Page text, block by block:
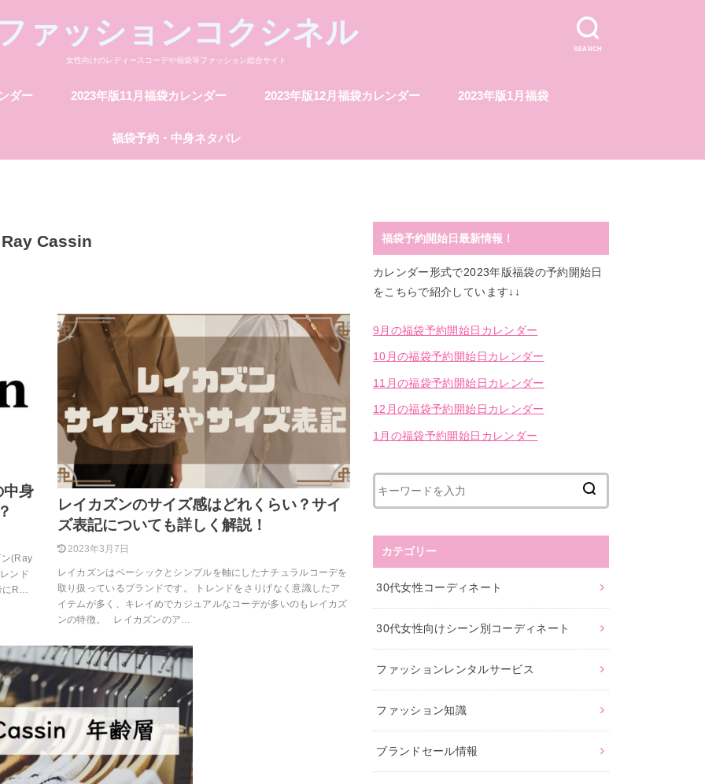
SEARCH
ァッションコクシネル
女性向けのレディースコーデや福袋等ファッション総合サイト
ダー 2023年版11月福袋カレンダー 2023年版12月福袋カレンダー 2023年版1月福袋
福袋予約・中身ネタバレ
Ray Cassin
身
(Ray
ンド
にR…
レイカズンのサイズ感はどれくらい？サイ
ズ表記についても詳しく解説！
2023年3月7日
レイカズンはベーシックとシンプルを軸にしたナチュラルコーデを
取り扱っているブランドです。 トレンドをさりげなく意識したア
イテムが多く、キレイめでカジュアルなコーデが多いのもレイカズ
ンの特徴。 レイカズンのア…
福袋予約開始日最新情報！
カレンダー形式で2023年版福袋の予約開始日
をこちらで紹介しています↓↓
9月の福袋予約開始日カレンダー
10月の福袋予約開始日カレンダー
11月の福袋予約開始日カレンダー
12月の福袋予約開始日カレンダー
1月の福袋予約開始日カレンダー
カテゴリー
30代女性コーディネート
30代女性向けシーン別コーディネート
ファッションレンタルサービス
ファッション知識
ブランドセール情報